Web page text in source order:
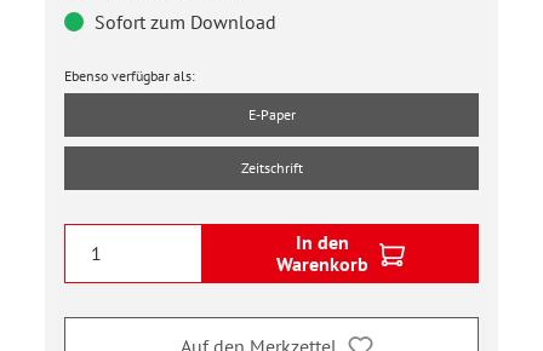
Sofort zum Download
Ebenso verfügbar als:
E-Paper
Zeitschrift
In den
Warenkorb